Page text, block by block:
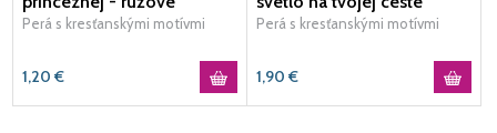
Perá s kresťanskými motívmi
1,20 €
Perá s kresťanskými motívmi
1,90 €